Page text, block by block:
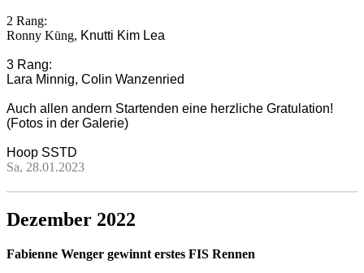
2 Rang:
Ronny Küng, Knutti Kim Lea
3 Rang:
Lara Minnig, Colin Wanzenried
Auch allen andern Startenden eine herzliche Gratulation!
(Fotos in der Galerie)
Hoop SSTD
Sa, 28.01.2023
Dezember 2022
Fabienne Wenger gewinnt erstes FIS Rennen